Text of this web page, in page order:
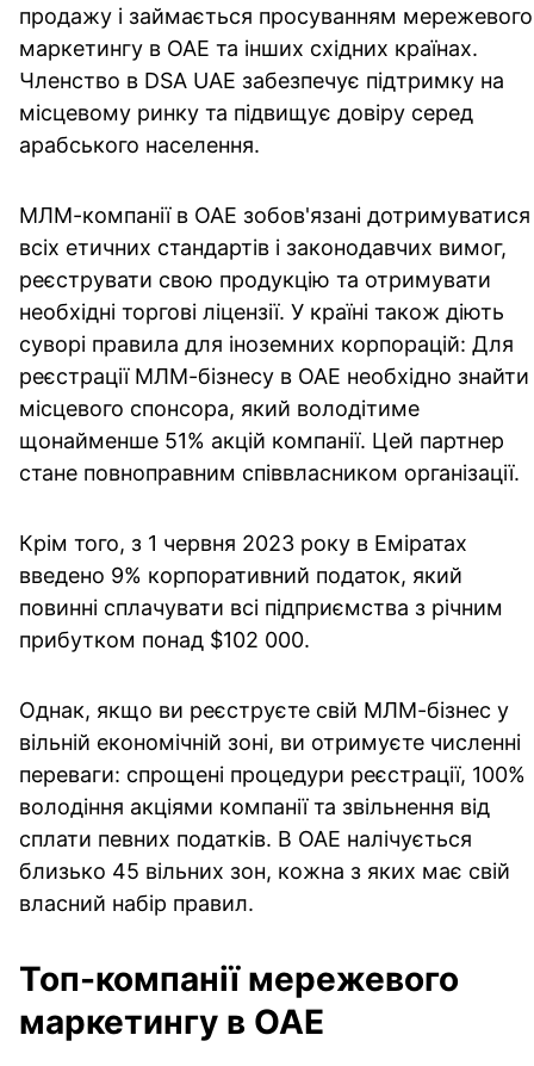
продажу і займається просуванням мережевого
маркетингу в ОАЕ та інших східних країнах.
Членство в DSA UAE забезпечує підтримку на
місцевому ринку та підвищує довіру серед
арабського населення.
МЛМ-компанії в ОАЕ зобов'язані дотримуватися
всіх етичних стандартів і законодавчих вимог,
реєструвати свою продукцію та отримувати
необхідні торгові ліцензії. У країні також діють
суворі правила для іноземних корпорацій: Для
реєстрації МЛМ-бізнесу в ОАЕ необхідно знайти
місцевого спонсора, який володітиме
щонайменше 51% акцій компанії. Цей партнер
стане повноправним співвласником організації.
Крім того, з 1 червня 2023 року в Еміратах
введено 9% корпоративний податок, який
повинні сплачувати всі підприємства з річним
прибутком понад $102 000.
Однак, якщо ви реєструєте свій МЛМ-бізнес у
вільній економічній зоні, ви отримуєте численні
переваги: спрощені процедури реєстрації, 100%
володіння акціями компанії та звільнення від
сплати певних податків. В ОАЕ налічується
близько 45 вільних зон, кожна з яких має свій
власний набір правил.
Топ-компанії мережевого
маркетингу в ОАЕ